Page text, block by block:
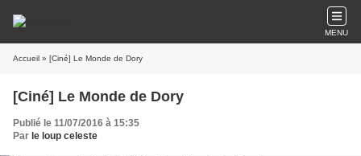
MENU
Accueil » [Ciné] Le Monde de Dory
[Ciné] Le Monde de Dory
Publié le 11/07/2016 à 15:35
Par le loup celeste